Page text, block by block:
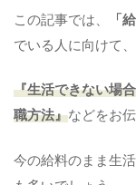
この記事では、 「
でいる人に向けて、
『生活できない場
職方法』などをお
今の給料のまま生